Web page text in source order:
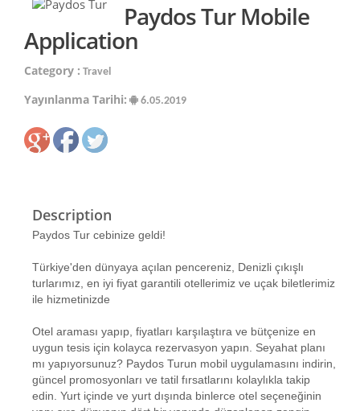
Paydos Tur Mobile
Application
Category : Travel
Yayınlanma Tarihi: 6.05.2019
Description
Paydos Tur cebinize geldi!
Türkiye'den dünyaya açılan pencereniz, Denizli çıkışlı
turlarımız, en iyi fiyat garantili otellerimiz ve uçak biletlerimiz
ile hizmetinizde
Otel araması yapıp, fiyatları karşılaştıra ve bütçenize en
uygun tesis için kolayca rezervasyon yapın. Seyahat planı
mı yapıyorsunuz? Paydos Turun mobil uygulamasını indirin,
güncel promosyonları ve tatil fırsatlarını kolaylıkla takip
edin. Yurt içinde ve yurt dışında binlerce otel seçeneğinin